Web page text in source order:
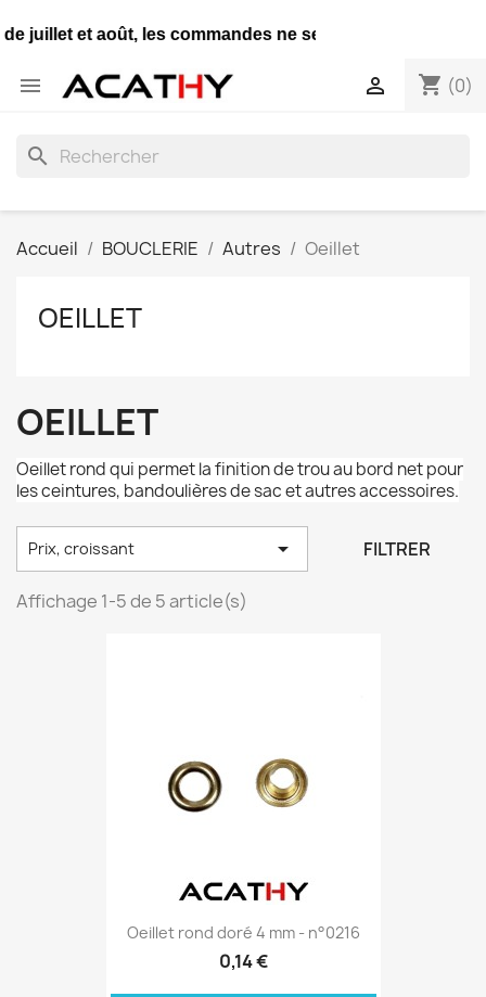
juillet et août, les commandes ne seront expédiées
 shopping_cart (0)

search
Accueil BOUCLERIE Autres Oeillet
OEILLET
OEILLET
Oeillet rond qui permet la finition de trou au bord net pour
les ceintures, bandoulières de sac et autres accessoires.
Prix, croissant  FILTRER
Affichage 1-5 de 5 article(s)
Oeillet rond doré 4 mm - n°0216
0,14 €